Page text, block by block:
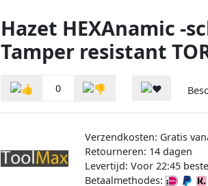
Hazet HEXAnamic -
Tamper resistant
0
Verzendkosten: Gratis
Retourneren: 14 dagen
Levertijd: Voor 22:45
Betaalmethodes: